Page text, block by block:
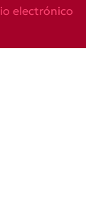
electrónico